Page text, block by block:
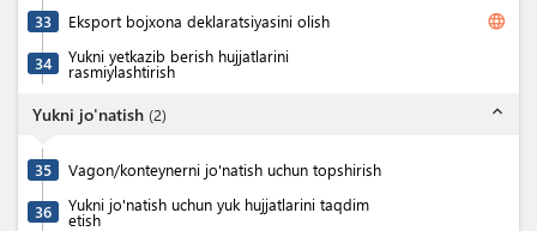
33 Eksport bojxona deklaratsiyasini olish language
34 Yukni yetkazib berish hujjatlarini
rasmiylashtirish
Yukni jo'natish (2) expand_less
35 Vagon/konteynerni jo'natish uchun topshirish
36 Yukni jo'natish uchun yuk hujjatlarini taqdim
etish